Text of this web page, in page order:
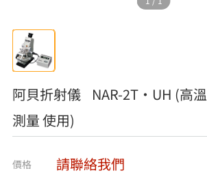
阿貝折射儀 NAR-2T・UH (高
測量 使用)
價格 請聯絡我們